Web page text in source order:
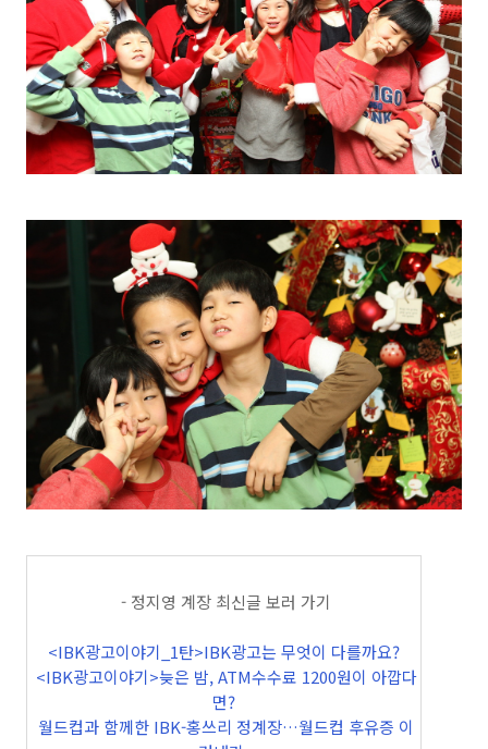
- 정지영 계장 최신글 보러 가기
<IBK광고이야기_1탄>IBK광고는 무엇이 다를까요?
<IBK광고이야기>늦은 밤, ATM수수료 1200원이 아깝다
면?
월드컵과 함께한 IBK-홍쓰리 정계장…월드컵 후유증 이